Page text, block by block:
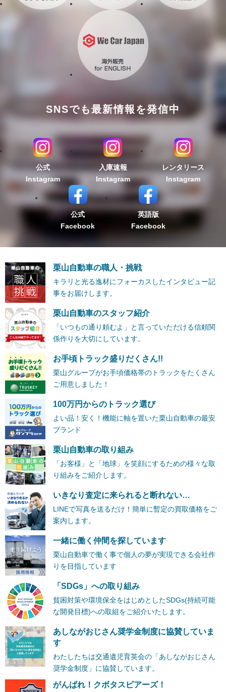
SNSでも最新情報を発信中
公式
Instagram
入庫速報
Instagram
レンタリース
Instagram
公式
Facebook
英語版
Facebook
栗山自動車の職人・挑戦
キラリと光る逸材にフォーカスしたインタビュー記
事をお届けします。
栗山自動車のスタッフ紹介
「いつもの通り頼むよ」と言っていただける信頼関
係作りを大切にしています。
お手頃トラック盛りだくさん!!
栗山グループがお手頃価格帯のトラックをたくさん
ご用意しました！
100万円からのトラック選び
よい品！安く！機能に軸を置いた栗山自動車の最安
ブランド
栗山自動車の取り組み
「お客様」と「地球」を笑顔にするための様々な取
り組みをご紹介します。
いきなり査定に来られると断れない…
LINEで写真を送るだけ！簡単に暫定の買取価格をご
案内します。
一緒に働く仲間を探しています
栗山自動車で働く事で個人の夢が実現できる会社作
りを目指しています
「SDGs」への取り組み
貧困対策や環境保全をはじめとしたSDGs(持続可能
な開発目標)への取組をご紹介いたします。
あしながおじさん奨学金制度に協賛していま
す
わたしたちは交通遺児育英会の「あしながおじさん
奨学金制度」に協賛しています。
がんばれ！クボタスピアーズ！